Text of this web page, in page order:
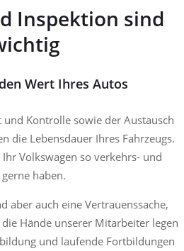
Inspektion sind
Wert Ihres Autos
Kontrolle sowie der Austausch
die Lebensdauer Ihres Fahrzeugs.
Volkswagen so verkehrs- und
haben.
aber auch eine Vertrauenssache,
Hände unserer Mitarbeiter legen
und laufende Fortbildungen